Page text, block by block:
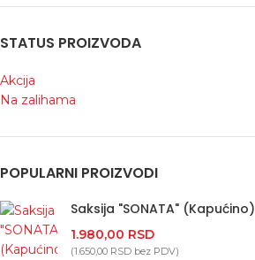
STATUS PROIZVODA
Akcija
Na zalihama
POPULARNI PROIZVODI
Saksija "SONATA" (Kapućino)
1.980,00 RSD
(1.650,00 RSD bez PDV)